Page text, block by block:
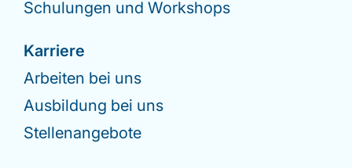
Schulungen und Workshops
Karriere
Arbeiten bei uns
Ausbildung bei uns
Stellenangebote